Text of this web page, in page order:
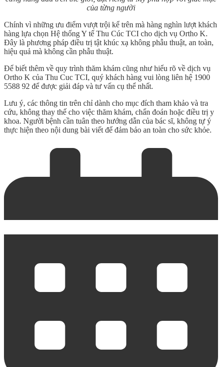
của từng người
Chính vì những ưu điểm vượt trội kể trên mà hàng nghìn lượt khách
hàng lựa chọn Hệ thống Y tế Thu Cúc TCI cho dịch vụ Ortho K.
Đây là phương pháp điều trị tật khúc xạ không phẫu thuật, an toàn,
hiệu quả mà không cần phẫu thuật.
Để biết thêm về quy trình thăm khám cũng như hiểu rõ về dịch vụ
Ortho K của Thu Cuc TCI, quý khách hàng vui lòng liên hệ 1900
5588 92 để được giải đáp và tư vấn cụ thể nhất.
Lưu ý, các thông tin trên chỉ dành cho mục đích tham khảo và tra
cứu, không thay thế cho việc thăm khám, chẩn đoán hoặc điều trị y
khoa. Người bệnh cần tuân theo hướng dẫn của bác sĩ, không tự ý
thực hiện theo nội dung bài viết để đảm bảo an toàn cho sức khỏe.